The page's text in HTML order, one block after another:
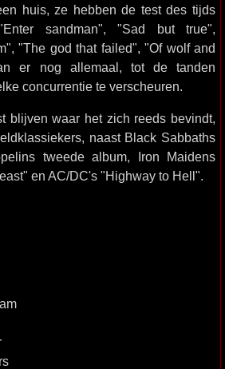
huis, ze hebben de test des tijds
sandman", "Sad but true",
"The god that failed", "Of wolf and
er nog allemaal, tot de tanden
concurrentie te verscheuren.
blijven waar het zich reeds bevindt,
naast Black Sabbaths
tweede album, Iron Maidens
en AC/DC's "Highway to Hell".